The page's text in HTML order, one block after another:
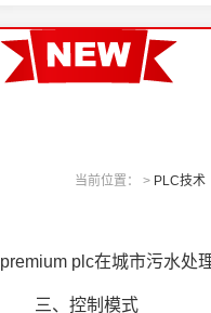
当前位置： > PLC技术
premium plc在城市污水处
三、控制模式